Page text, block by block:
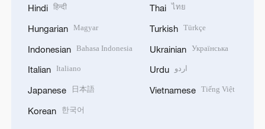
Hindi हिन्दी
Hungarian Magyar
Indonesian Bahasa Indonesia
Italian Italiano
Japanese 日本語
Korean 한국어
Thai ไทย
Turkish Türkçe
Ukrainian Українська
Urdu اردو
Vietnamese Tiếng Việt